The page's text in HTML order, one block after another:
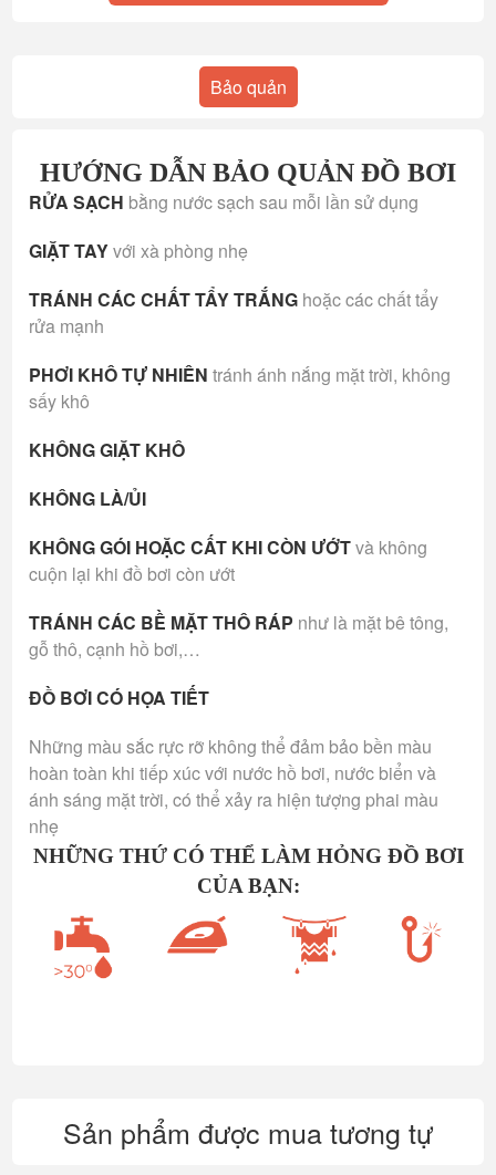
Bảo quản
HƯỚNG DẪN BẢO QUẢN ĐỒ BƠI
RỬA SẠCH bằng nước sạch sau mỗi lần sử dụng
GIẶT TAYvới xà phòng nhẹ
TRÁNH CÁC CHẤT TẨY TRẮNG hoặc các chất tẩy
rửa mạnh
PHƠI KHÔ TỰ NHIÊN tránh ánh nắng mặt trời, không
sấy khô
KHÔNG GIẶT KHÔ
KHÔNG LÀ/ỦI
KHÔNG GÓI HOẶC CẤT KHI CÒN ƯỚTvà không
cuộn lại khi đồ bơi còn ướt
TRÁNH CÁC BỀ MẶT THÔ RÁP như là mặt bê tông,
gỗ thô, cạnh hồ bơi,…
ĐỒ BƠI CÓ HỌA TIẾT
Những màu sắc rực rỡ không thể đảm bảo bền màu
hoàn toàn khi tiếp xúc với nước hồ bơi, nước biển và
ánh sáng mặt trời, có thể xảy ra hiện tượng phai màu
nhẹ
NHỮNG THỨ CÓ THỂ LÀM HỎNG ĐỒ BƠI
CỦA BẠN:
Sản phẩm được mua tương tự